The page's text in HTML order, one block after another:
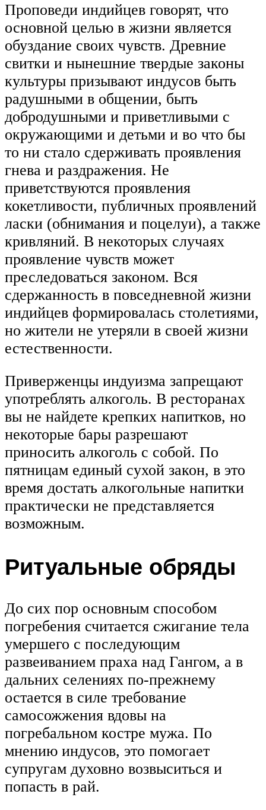
Проповеди индийцев говорят, что
основной целью в жизни является
обуздание своих чувств. Древние
свитки и нынешние твердые законы
культуры призывают индусов быть
радушными в общении, быть
добродушными и приветливыми с
окружающими и детьми и во что бы
то ни стало сдерживать проявления
гнева и раздражения. Не
приветствуются проявления
кокетливости, публичных проявлений
ласки (обнимания и поцелуи), а также
кривляний. В некоторых случаях
проявление чувств может
преследоваться законом. Вся
сдержанность в повседневной жизни
индийцев формировалась столетиями,
но жители не утеряли в своей жизни
естественности.
Приверженцы индуизма запрещают
употреблять алкоголь. В ресторанах
вы не найдете крепких напитков, но
некоторые бары разрешают
приносить алкоголь с собой. По
пятницам единый сухой закон, в это
время достать алкогольные напитки
практически не представляется
возможным.
Ритуальные обряды
До сих пор основным способом
погребения считается сжигание тела
умершего с последующим
развеиванием праха над Гангом, а в
дальних селениях по-прежнему
остается в силе требование
самосожжения вдовы на
погребальном костре мужа. По
мнению индусов, это помогает
супругам духовно возвыситься и
попасть в рай.